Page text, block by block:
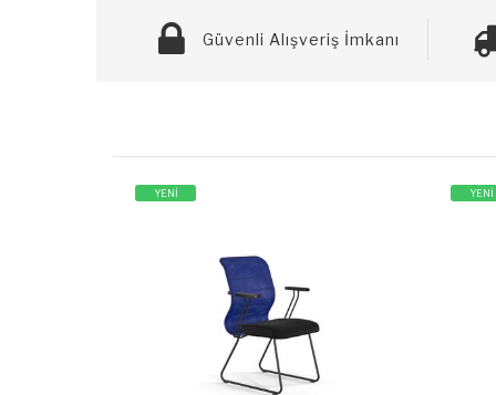
Güvenli Alışveriş İmkanı
YENİ YENİ